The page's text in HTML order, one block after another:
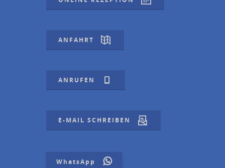
ANFAHRT
ANRUFEN
E-MAIL SCHREIBEN
WhatsApp